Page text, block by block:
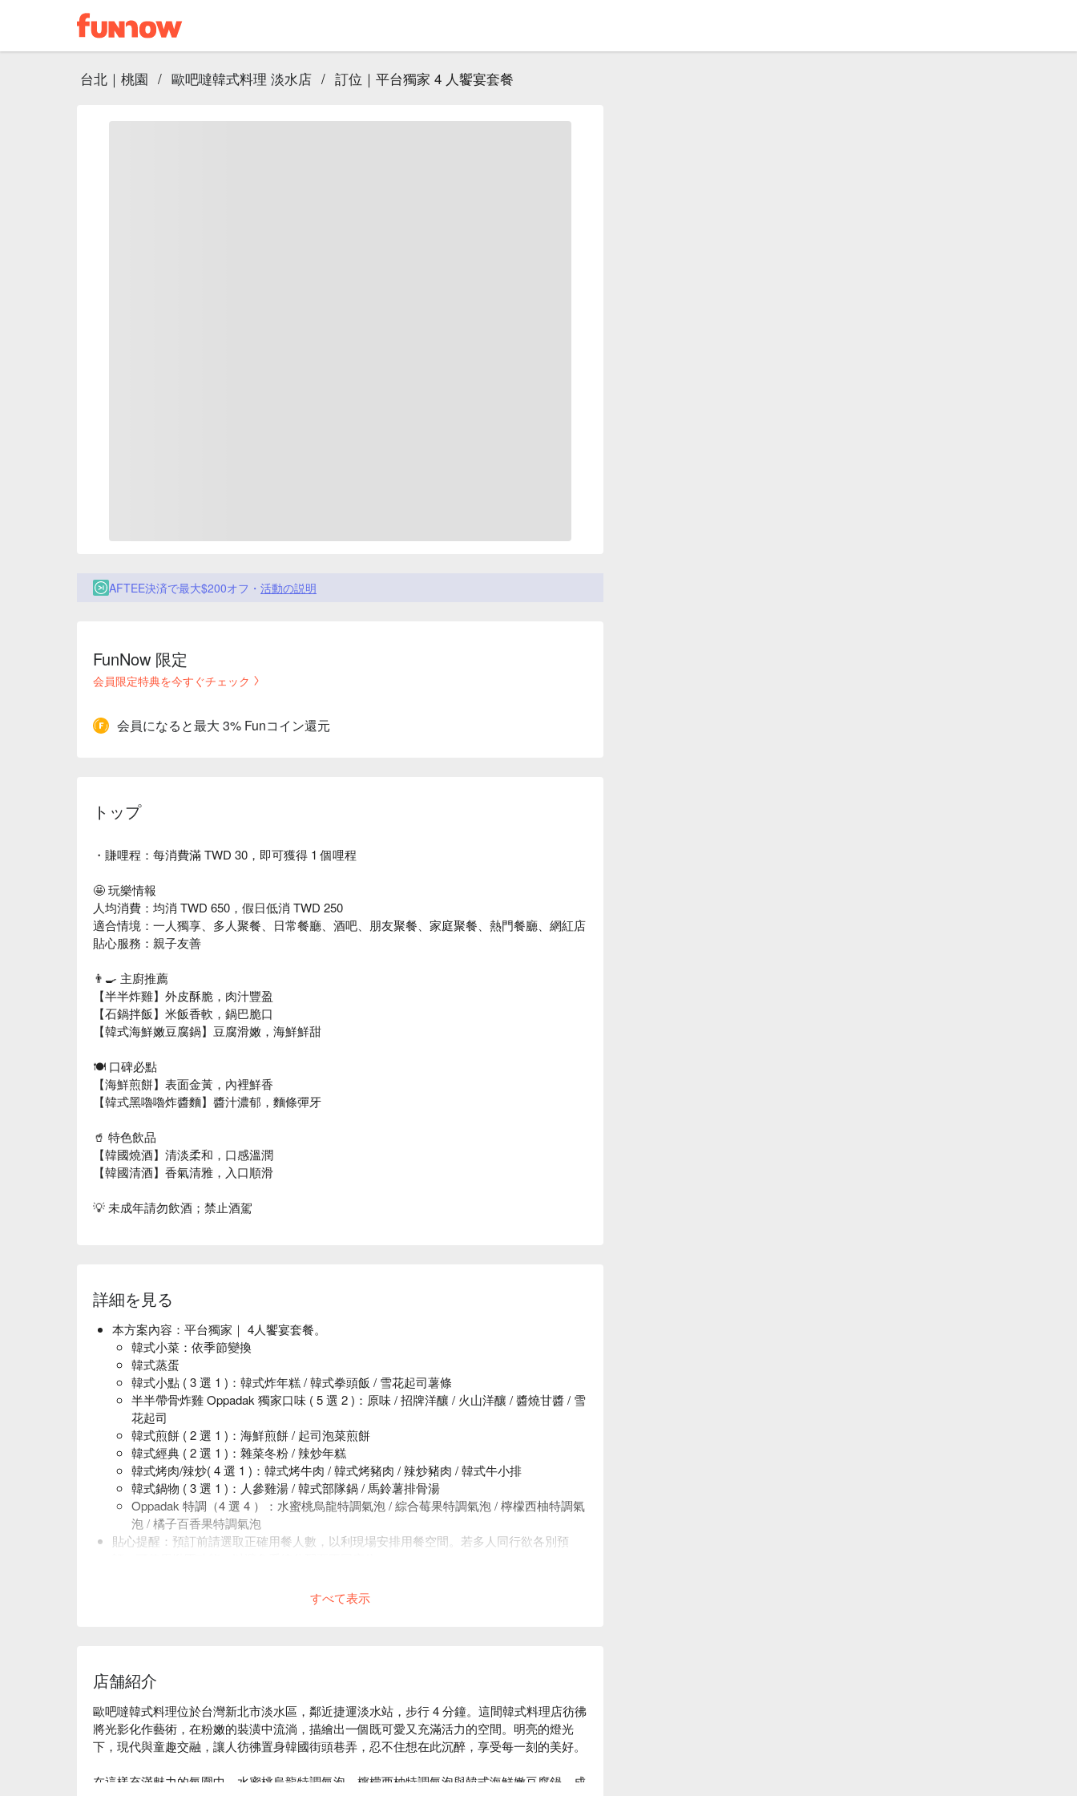
台北｜桃園 / 歐吧噠韓式料理 淡水店 / 訂位｜平台獨家 4 人饗宴套餐
AFTEE決済で最大$200オフ・ 活動の説明
FunNow 限定
会員限定特典を今すぐチェック
会員になると最大 3% Funコイン還元
トップ
・賺哩程：每消費滿 TWD 30，即可獲得 1 個哩程
🤩 玩樂情報
人均消費：均消 TWD 650，假日低消 TWD 250
適合情境：一人獨享、多人聚餐、日常餐廳、酒吧、朋友聚餐、家庭聚餐、熱門餐廳、網紅店
貼心服務：親子友善
👨‍🍳 主廚推薦
【半半炸雞】外皮酥脆，肉汁豐盈
【石鍋拌飯】米飯香軟，鍋巴脆口
【韓式海鮮嫩豆腐鍋】豆腐滑嫩，海鮮鮮甜
🍽️ 口碑必點
【海鮮煎餅】表面金黃，內裡鮮香
【韓式黑嚕嚕炸醬麵】醬汁濃郁，麵條彈牙
🥤 特色飲品
【韓國燒酒】清淡柔和，口感溫潤
【韓國清酒】香氣清雅，入口順滑
💡 未成年請勿飲酒；禁止酒駕
詳細を見る
本方案內容：平台獨家｜ 4人饗宴套餐。
韓式小菜：依季節變換
韓式蒸蛋
韓式小點 ( 3 選 1 )：韓式炸年糕 / 韓式拳頭飯 / 雪花起司薯條
半半帶骨炸雞 Oppadak 獨家口味 ( 5 選 2 )：原味 / 招牌洋釀 / 火山洋釀 / 醬燒甘醬 / 雪
花起司
韓式煎餅 ( 2 選 1 )：海鮮煎餅 / 起司泡菜煎餅
韓式經典 ( 2 選 1 )：雜菜冬粉 / 辣炒年糕
韓式烤肉/辣炒( 4 選 1 )：韓式烤牛肉 / 韓式烤豬肉 / 辣炒豬肉 / 韓式牛小排
韓式鍋物 ( 3 選 1 )：人參雞湯 / 韓式部隊鍋 / 馬鈴薯排骨湯
Oppadak 特調（4 選 4 ）：水蜜桃烏龍特調氣泡 / 綜合莓果特調氣泡 / 檸檬西柚特調氣
泡 / 橘子百香果特調氣泡
貼心提醒：預訂前請選取正確用餐人數，以利現場安排用餐空間。若多人同行欲各別預
すべて表示
店舗紹介
歐吧噠韓式料理位於台灣新北市淡水區，鄰近捷運淡水站，步行 4 分鐘。這間韓式料理店彷彿
將光影化作藝術，在粉嫩的裝潢中流淌，描繪出一個既可愛又充滿活力的空間。明亮的燈光
下，現代與童趣交融，讓人彷彿置身韓國街頭巷弄，忍不住想在此沉醉，享受每一刻的美好。
在這樣充滿魅力的氛圍中，水蜜桃烏龍特調氣泡、檸檬西柚特調氣泡與韓式海鮮嫩豆腐鍋，成